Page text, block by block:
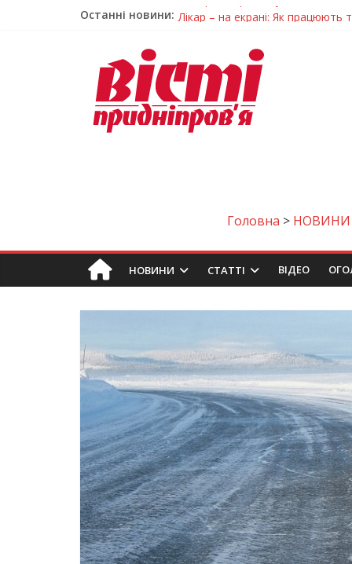
Останні новини: Лікар – на екрані: Як працюють
Пошуки тривають: на
Ветерани Дніпропетровщини
Говорити про воду без паніки:
Головна > НОВИНИ
НОВИНИ СТАТТІ ВIДЕО